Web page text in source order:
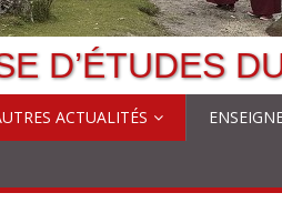
D’ÉTUDES
ACTUALITÉS